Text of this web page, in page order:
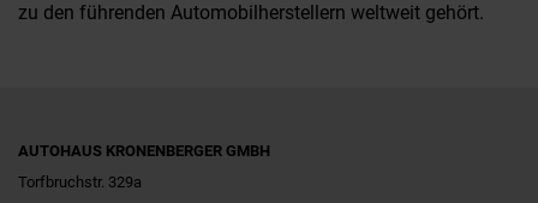
zu den führenden Automobilherstellern weltweit gehört.
AUTOHAUS KRONENBERGER GMBH
Torfbruchstr. 329a